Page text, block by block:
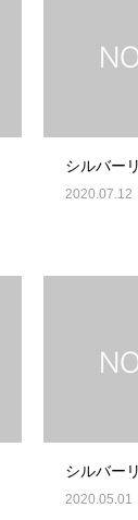
シルバー
2020.07.12
シルバー
2020.05.01